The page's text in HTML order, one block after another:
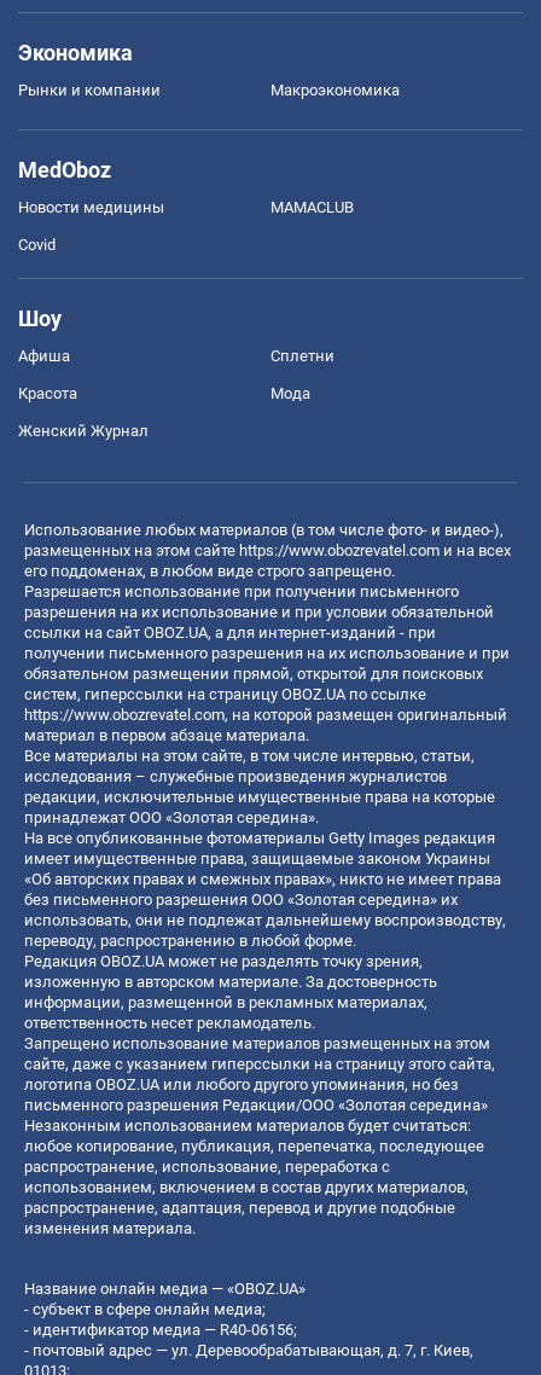
Экономика
Рынки и компании Mакроэкономика
MedOboz
Новости медицины MAMACLUB
Covid
Шоу
Афиша Сплетни
Красота Мода
Женский Журнал
Использование любых материалов (в том числе фото- и видео-),
размещенных на этом сайте https://www.obozrevatel.com и на всех
его поддоменах, в любом виде строго запрещено.
Разрешается использование при получении письменного
разрешения на их использование и при условии обязательной
ссылки на сайт OBOZ.UA, а для интернет-изданий - при
получении письменного разрешения на их использование и при
обязательном размещении прямой, открытой для поисковых
систем, гиперссылки на страницу OBOZ.UA по ссылке
https://www.obozrevatel.com, на которой размещен оригинальный
материал в первом абзаце материала.
Все материалы на этом сайте, в том числе интервью, статьи,
исследования – служебные произведения журналистов
редакции, исключительные имущественные права на которые
принадлежат ООО «Золотая середина».
На все опубликованные фотоматериалы Getty Images редакция
имеет имущественные права, защищаемые законом Украины
«Об авторских правах и смежных правах», никто не имеет права
без письменного разрешения ООО «Золотая середина» их
использовать, они не подлежат дальнейшему воспроизводству,
переводу, распространению в любой форме.
Редакция OBOZ.UA может не разделять точку зрения,
изложенную в авторском материале. За достоверность
информации, размещенной в рекламных материалах,
ответственность несет рекламодатель.
Запрещено использование материалов размещенных на этом
сайте, даже с указанием гиперссылки на страницу этого сайта,
логотипа OBOZ.UA или любого другого упоминания, но без
письменного разрешения Редакции/ООО «Золотая середина»
Незаконным использованием материалов будет считаться:
любое копирование, публикация, перепечатка, последующее
распространение, использование, переработка с
использованием, включением в состав других материалов,
распространение, адаптация, перевод и другие подобные
изменения материала.
Название онлайн медиа — «OBOZ.UA»
- субъект в сфере онлайн медиа;
- идентификатор медиа — R40-06156;
- почтовый адрес — ул. Деревообрабатывающая, д. 7, г. Киев,
01013;